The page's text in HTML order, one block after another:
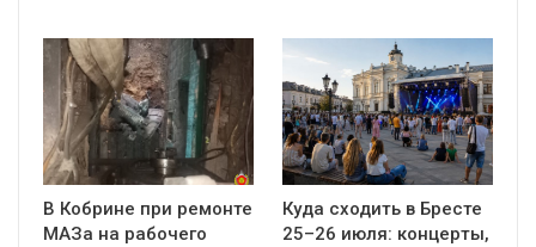
В Кобрине при ремонте
МАЗа на рабочего
Куда сходить в Бресте
25–26 июля: концерты,